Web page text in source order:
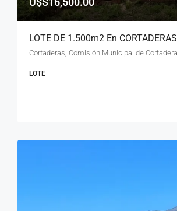
LOTE DE 1.500m2 En CORTADERAS
LOTE